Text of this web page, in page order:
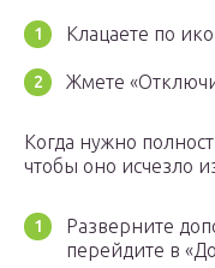
Клацаете по
Жмете
Когда нужно
чтобы оно исчезло
Разверните
перейдите в